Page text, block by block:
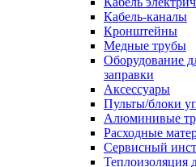
Кабель-каналы
Кронштейны
Медные трубы
Оборудование
заправки
Аксессуары
Пульты/блоки
Алюминивые
Расходные
Сервисный
Теплоизоляция